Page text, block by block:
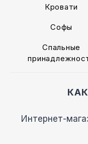
Кровати
Софы
Спальные
Интернет-